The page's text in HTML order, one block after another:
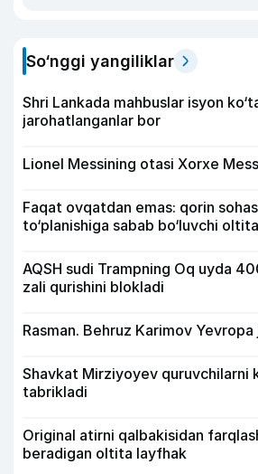
So‘nggi yangiliklar
Shri Lankada mahbuslar isyon
jarohatlanganlar bor
Lionel Messining otasi Xorxe
Faqat ovqatdan emas: qorin
to‘planishiga sabab bo‘luvchi
AQSH sudi Trampning Oq uyda
zali qurishini blokladi
Rasman. Behruz Karimov Yevropa
Shavkat Mirziyoyev quruvchilarni
tabrikladi
Original atirni qalbakisidan
beradigan oltita layfhak